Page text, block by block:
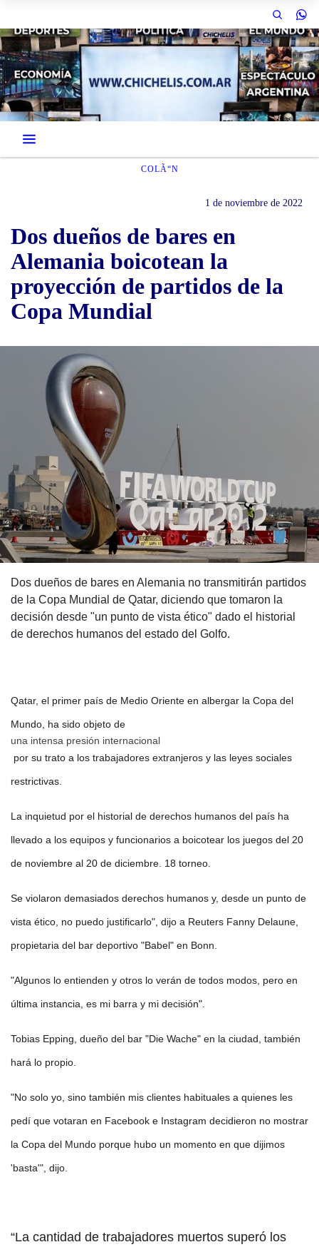
COLÃ“N
1 de noviembre de 2022
Dos dueños de bares en
Alemania boicotean la
proyección de partidos de la
Copa Mundial
Dos dueños de bares en Alemania no transmitirán partidos
de la Copa Mundial de Qatar, diciendo que tomaron la
decisión desde "un punto de vista ético" dado el historial
de derechos humanos del estado del Golfo.
Qatar, el primer país de Medio Oriente en albergar la Copa del
Mundo, ha sido objeto de
una intensa presión internacional
por su trato a los trabajadores extranjeros y las leyes sociales
restrictivas.
La inquietud por el historial de derechos humanos del país ha
llevado a los equipos y funcionarios a boicotear los juegos del 20
de noviembre al 20 de diciembre. 18 torneo.
Se violaron demasiados derechos humanos y, desde un punto de
vista ético, no puedo justificarlo", dijo a Reuters Fanny Delaune,
propietaria del bar deportivo "Babel" en Bonn.
"Algunos lo entienden y otros lo verán de todos modos, pero en
última instancia, es mi barra y mi decisión".
Tobias Epping, dueño del bar "Die Wache" en la ciudad, también
hará lo propio.
"No solo yo, sino también mis clientes habituales a quienes les
pedí que votaran en Facebook e Instagram decidieron no mostrar
la Copa del Mundo porque hubo un momento en que dijimos
'basta'", dijo.
“La cantidad de trabajadores muertos superó los